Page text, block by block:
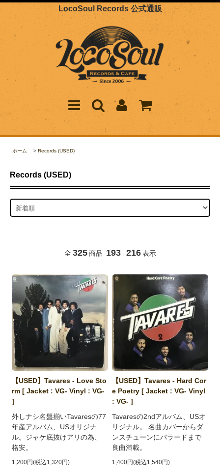
LocoSoul Records 公式通販
ホーム > Records (USED)
Records (USED)
全 325 商品 193 - 216 表示
【USED】Tavares - Love Sto
rm [ Jacket : VG- Vinyl : VG-
]
外しナシ名盤揃いTavaresの77
年産アルバム、USオリジナ
ル。ジャケ底抜けアリの為、
格安。
1,200円(税込1,320円)
【USED】Tavares - Hard Cor
e Poetry [ Jacket : VG- Vinyl
: VG- ]
Tavaresの2ndアルバム、USオ
リジナル。 名曲カバーからダ
ンスチューンにバラードまで
良曲満載。
1,400円(税込1,540円)